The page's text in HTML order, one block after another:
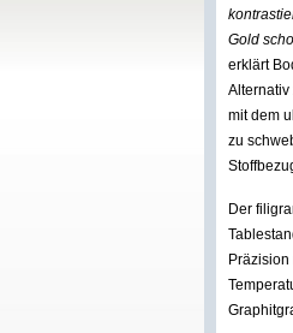
Gold
erklärt
Alternativ
mit dem
zu
Der